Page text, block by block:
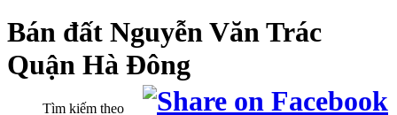
Bán đất Nguyễn Văn Trác
Quận Hà Đông
Tìm kiếm theo